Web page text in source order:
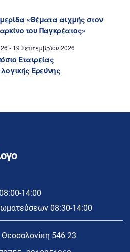
«Θέματα αιχμής στον
του Παγκρέατος»
- 19 Σεπτεμβρίου 2026
Εταιρείας
Ερεύνης
14:00
08:30-14:00
546 23